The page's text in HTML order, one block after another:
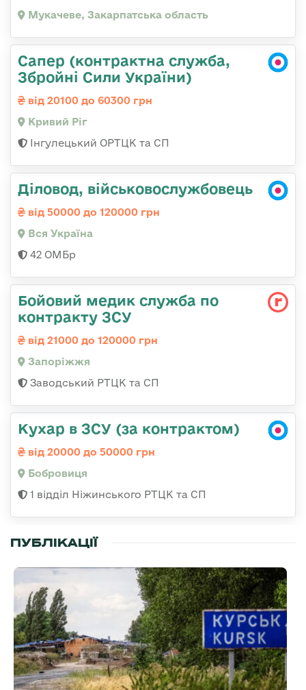
Мукачеве, Закарпатська область
Сапер (контрактна служба,
Збройні Сили України)
від 20100 до 60300 грн
Кривий Ріг
Інгулецький ОРТЦК та СП
Діловод, військовослужбовець
від 50000 до 120000 грн
Вся Україна
42 ОМБр
Бойовий медик служба по
контракту ЗСУ
від 21000 до 120000 грн
Запоріжжя
Заводський РТЦК та СП
Кухар в ЗСУ (за контрактом)
від 20000 до 50000 грн
Бобровиця
1 відділ Ніжинського РТЦК та СП
ПУБЛІКАЦІЇ